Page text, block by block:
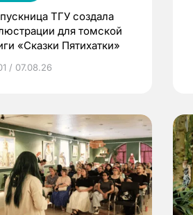
ТГУ создала
для томской
«Сказки Пятихатки»
/ 07.08.26